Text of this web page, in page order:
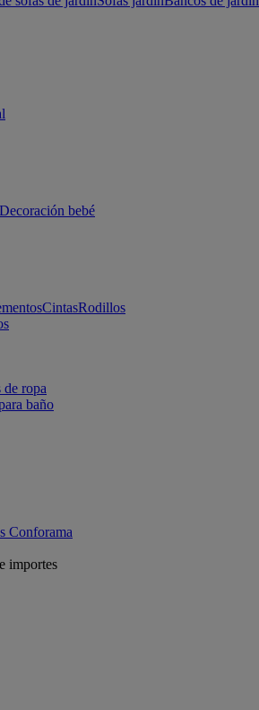
Decoración bebé
CintasRodillos
de ropa
baño
Conforama
importes